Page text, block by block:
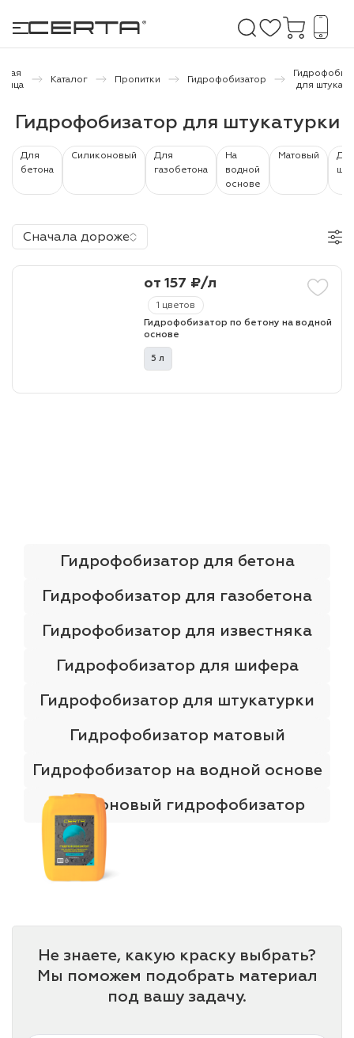
покрытия
и дачи
бетону,
и эмали
Каталог Пропитки Гидрофобизатор
для
Гидрофобизатор для штукатурки
Для
бетона
Силиконовый
Для
газобетона
На
водной
основе
Матовый
Сначала дороже
1 цветов
от 157 ₽/л
Гидрофобизатор по бетону на водной
основе
5 л
Гидрофобизатор для бетона
Гидрофобизатор для газобетона
Гидрофобизатор для известняка
Гидрофобизатор для шифера
Гидрофобизатор для штукатурки
Гидрофобизатор матовый
Гидрофобизатор на водной основе
Силиконовый гидрофобизатор
Не знаете, какую краску выбрать?
Мы поможем подобрать материал
под вашу задачу.